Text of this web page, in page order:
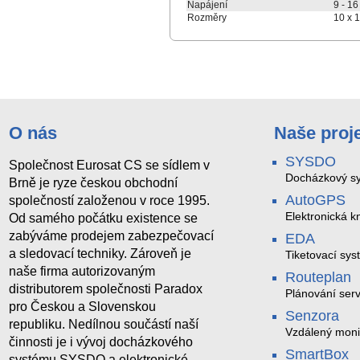
Napájení
9 - 16
Rozměry
10 x
O nás
Společnost Eurosat CS se sídlem v
Brně je ryze českou obchodní
společností založenou v roce 1995.
Od samého počátku existence se
zabýváme prodejem zabezpečovací
a sledovací techniky. Zároveň je
naše firma autorizovaným
distributorem společnosti Paradox
pro Českou a Slovenskou
republiku. Nedílnou součástí naší
činnosti je i vývoj docházkového
Naše
SYSDO
Docházkový
AutoGPS
Elektronická
EDA
Tiketovací
Routeplan
Plánování
Senzora
Vzdálený
SmartBox